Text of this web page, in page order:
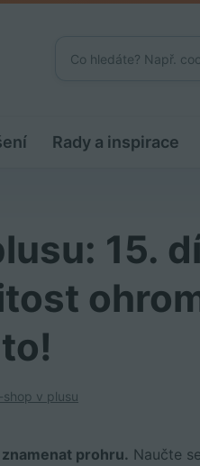
Rady a inspirace
15.
shop v plusu
prohru. Naučte se